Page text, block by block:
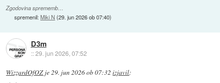
Zgodovina sprememb…
spremenil:Miki N (29. jun 2026 ob 07:40)
D3m
::29. jun 2026, 07:52
WizzardOfOZ je29. jun 2026 ob 07:32 izjavil: